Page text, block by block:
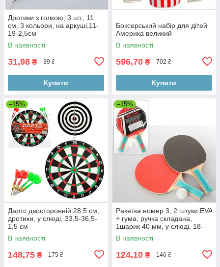
Дротики з голкою, 3 шт., 11
см, 3 кольори, на аркуші,11-
19-2,5см
В наявності
31,98 ₴ 39 ₴
Купити
Боксерський набір для дітей
Америка великий
В наявності
596,70 ₴ 702 ₴
Купити
–15%
Дартс двосторонній 28,5 см,
дротики, у слюді, 33,5-36,5-
1,5 см
В наявності
148,75 ₴ 175 ₴
–15%
Ракетка номер 3, 2 штуки,EVA
+ гума, ручка складана,
1шарик 40 мм, у слюді, 18-
29-4 см
В наявності
124,10 ₴ 146 ₴